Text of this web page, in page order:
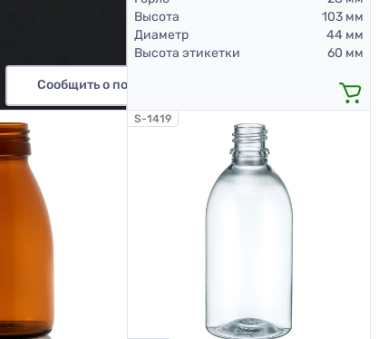
Сообщить о поступлении
Высота
103 мм
Диаметр
44 мм
Высота этикетки
60 мм
S-1419